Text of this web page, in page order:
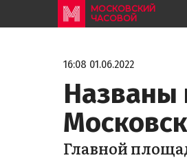
МОСКОВСКИЙ
ЧАСОВОЙ
16:08 01.06.2022
Названы
Главной